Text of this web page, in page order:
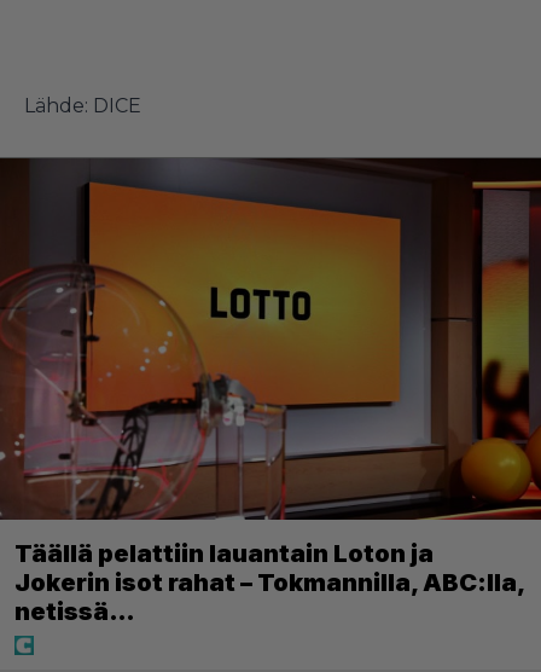
Lähde: DICE
Täällä pelattiin lauantain Loton ja
Jokerin isot rahat – Tokmannilla, ABC:lla,
netissä…